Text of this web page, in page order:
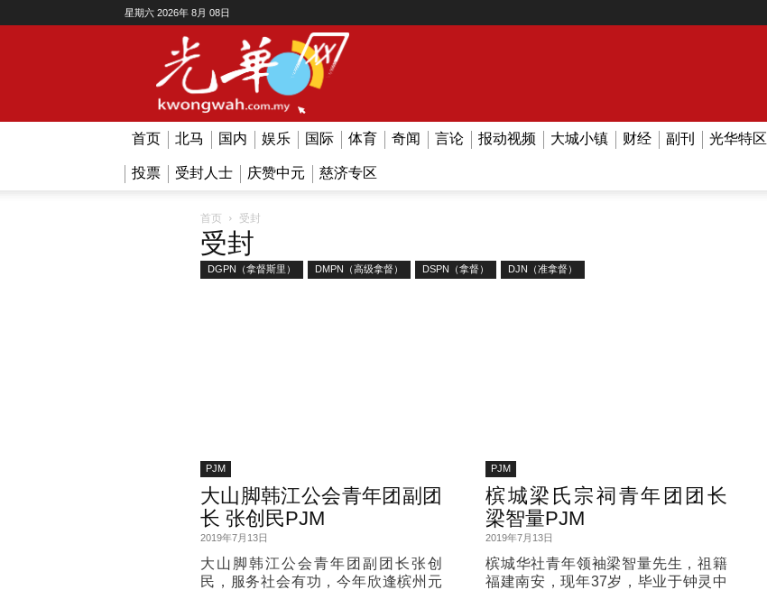
星期六 2026年 8月 08日
首页 北马 国内 娱乐 国际 体育 奇闻 言论 报动视频 大城小镇 财经 副刊 光华特区
投票 受封人士 庆赞中元 慈济专区
首页 受封
受封
DGPN（拿督斯里） DMPN（高级拿督） DSPN（拿督） DJN（准拿督）
PJM
大山脚韩江公会青年团副团
长 张创民PJM
2019年7月13日
大山脚韩江公会青年团副团长张创
民，服务社会有功，今年欣逢槟州元
PJM
槟城梁氏宗祠青年团团长
梁智量PJM
2019年7月13日
槟城华社青年领袖梁智量先生，祖籍
福建南安，现年37岁，毕业于钟灵中